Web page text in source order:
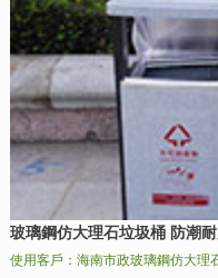
玻璃鋼仿大理石垃圾桶 防潮
使用客戶：海南市政玻璃鋼仿大理